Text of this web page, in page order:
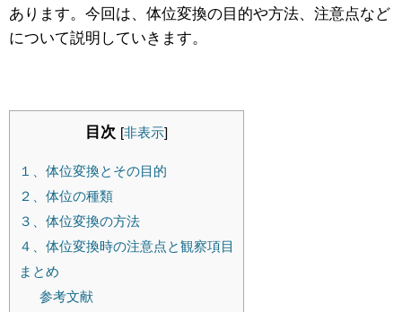
あります。今回は、体位変換の目的や方法、注意点など
について説明していきます。
目次 [非表示]
１、体位変換とその目的
２、体位の種類
３、体位変換の方法
４、体位変換時の注意点と観察項目
まとめ
参考文献